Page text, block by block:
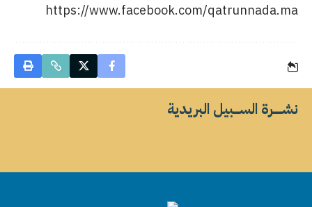
https://www.facebook.com/qatrunnada.ma
نشــــــرة الســــبيل البريدية